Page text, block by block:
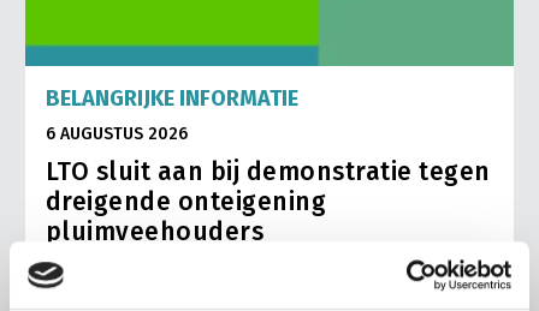
BELANGRIJKE INFORMATIE
6 AUGUSTUS 2026
LTO sluit aan bij demonstratie tegen
dreigende onteigening
pluimveehouders
ZLTO, LLTB, LTO Noord en LTO Nederland roepen hun
leden op om op vrijdagochtend 14 augustus massaal naar